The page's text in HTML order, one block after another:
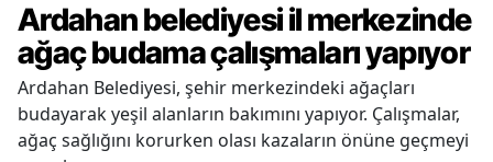
Ardahan belediyesi il merkezinde
ağaç budama çalışmaları yapıyor
Ardahan Belediyesi, şehir merkezindeki ağaçları
budayarak yeşil alanların bakımını yapıyor. Çalışmalar,
ağaç sağlığını korurken olası kazaların önüne geçmeyi